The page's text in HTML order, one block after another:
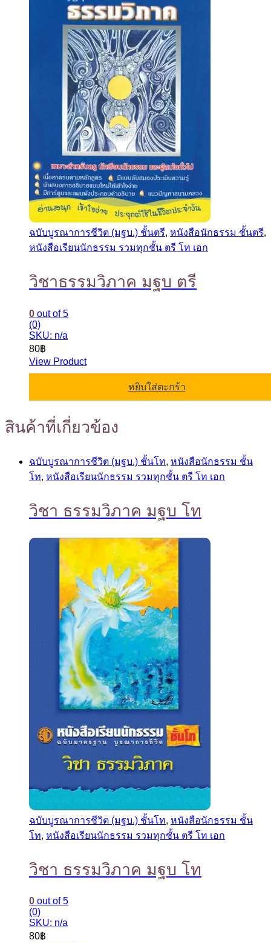
ฉบับบูรณาการชีวิต (มฐบ.) ชั้นตรี, หนังสือนักธรรม ชั้นตรี,
หนังสือเรียนนักธรรม รวมทุกชั้น ตรี โท เอก
วิชาธรรมวิภาค มฐบ ตรี
0 out of 5
(0)
SKU: n/a
80฿
View Product
หยิบใส่ตะกร้า
สินค้าที่เกี่ยวข้อง
ฉบับบูรณาการชีวิต (มฐบ.) ชั้นโท, หนังสือนักธรรม ชั้น
โท, หนังสือเรียนนักธรรม รวมทุกชั้น ตรี โท เอก
วิชา ธรรมวิภาค มฐบ โท
ฉบับบูรณาการชีวิต (มฐบ.) ชั้นโท, หนังสือนักธรรม ชั้น
โท, หนังสือเรียนนักธรรม รวมทุกชั้น ตรี โท เอก
วิชา ธรรมวิภาค มฐบ โท
0 out of 5
(0)
SKU: n/a
80฿